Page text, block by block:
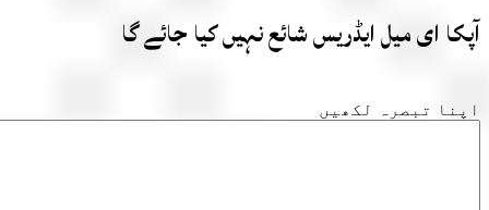
ای میل ایڈریس شائع نہیں کیا جائے گا
تبصرہ لکھیں